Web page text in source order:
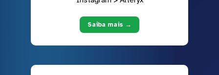
Saiba mais →